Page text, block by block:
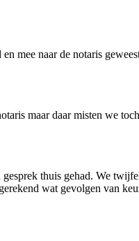
mee naar de notaris
maar daar misten we
gesprek thuis gehad. We
wat gevolgen van